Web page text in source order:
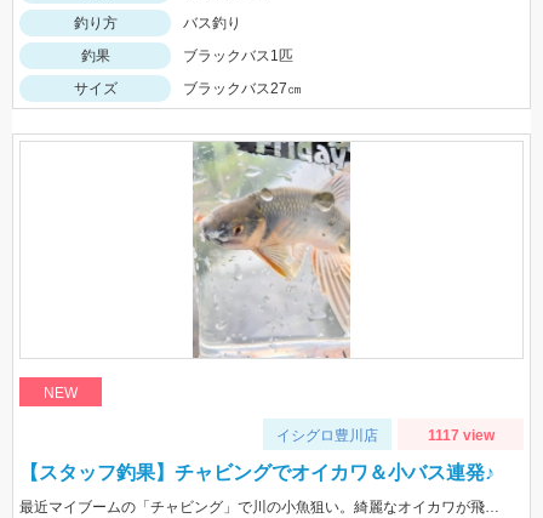
釣り方
バス釣り
釣果
ブラックバス1匹
サイズ
ブラックバス27㎝
NEW
イシグロ豊川店 1117 view
【スタッフ釣果】チャビングでオイカワ＆小バス連発♪
最近マイブームの「チャビング」で川の小魚狙い。綺麗なオイカワが飛び出しました♪途中からはブラックバスの子供がスプーンやスピナーに連続ヒットしてきました。